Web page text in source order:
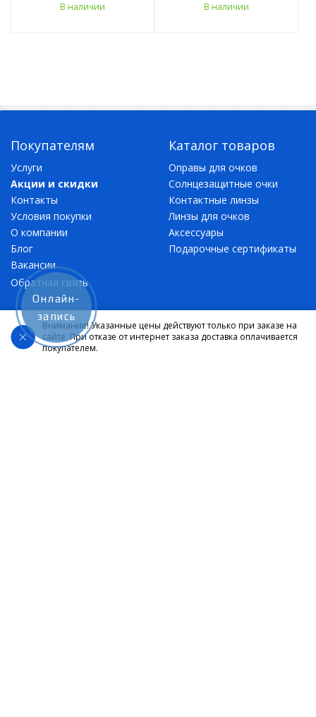
В наличии В наличии
Внимание! Указанные цены действуют только при заказе на
сайте. При отказе от интернет заказа доставка оплачивается
покупателем.
Покупателям
Услуги
Акции и скидки
Контакты
Условия покупки
О компании
Блог
Вакансии
Обратная связь
Каталог товаров
Оправы для очков
Солнцезащитные очки
Контактные линзы
Линзы для очков
Аксессуары
Подарочные сертификаты
Подписка на рассылку
Онлайн-
запись